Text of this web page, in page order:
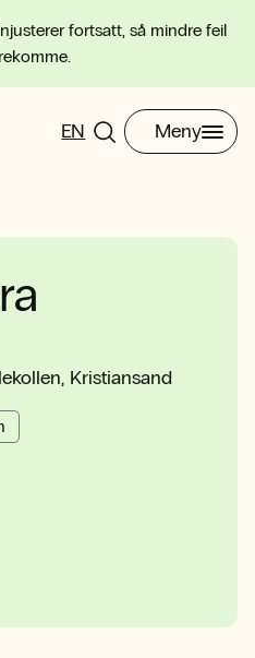
fortsatt, så mindre feil
EN Meny
Kristiansand